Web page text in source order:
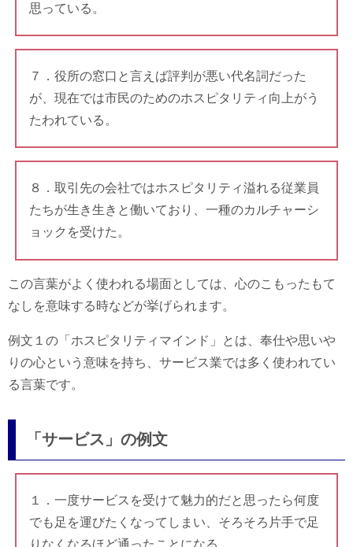
思っている。
７．役所の窓口と言えば評判が悪い代名詞だった
が、現在では市民のためのホスピタリティ向上がう
たわれている。
８．取引先の会社ではホスピタリティ溢れる従業員
たちが生き生きと働いており、一種のカルチャーシ
ョックを受けた。
この言葉がよく使われる場面としては、心のこもったもて
なしを意味する時などが挙げられます。
例文１の「ホスピタリティマインド」とは、奉仕や思いや
りの心という意味を持ち、サービス業では多く使われてい
る言葉です。
「サービス」の例文
１．一度サービスを受けて魅力的だと思ったら何度
でも足を運びたくなってしまい、そろそろ片手で足
りなくなるほど通ったことになる。